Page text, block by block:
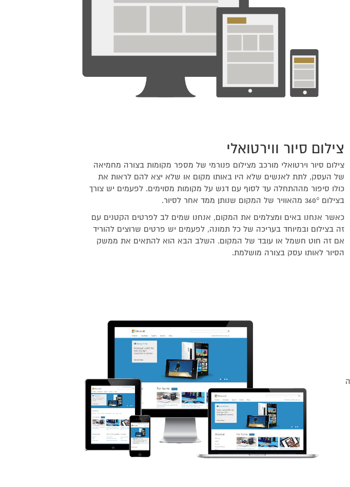
צילום סיור ווירטואלי
צילום סיור וירטואלי מורכב מצילום פנורמי של מספר מקומות בצורה מחמיאה
של העסק, לתת לאנשים שלא היו באותו מקום או שלא יצא להם לראות את
כולו סיפור מההתחלה עד לסוף עם דגש על מקומות מסוימים. לפעמים יש צורך
בצילום 360° מהאוויר של המקום שנותן ממד אחר לסיור.
כאשר אנחנו באים ומצלמים את המקום, אנחנו שמים לב לפרטים הקטנים עם
זה בצילום ובמיוחד בעריכה של כל תמונה, לפעמים יש פרטים שרוצים להוריד
אם זה חוט חשמל או עובד של המקום. השלב הבא הוא להתאים את ממשק
הסיור לאותו עסק בצורה מושלמת.